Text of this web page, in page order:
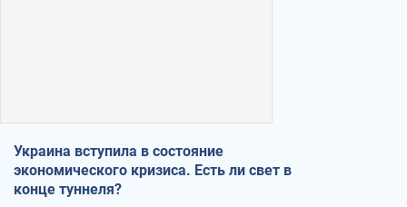
Украина вступила в состояние
экономического кризиса. Есть ли свет в
конце туннеля?